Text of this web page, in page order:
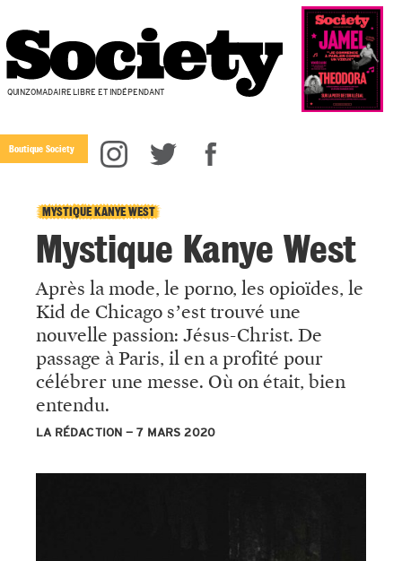
QUINZOMADAIRE LIBRE ET INDÉPENDANT
Boutique Society
MYSTIQUE KANYE WEST
Mystique Kanye West
Après la mode, le porno, les opioïdes, le
Kid de Chicago s’est trouvé une
nouvelle passion: Jésus-Christ. De
passage à Paris, il en a profité pour
célébrer une messe. Où on était, bien
entendu.
LA RÉDACTION 7 MARS 2020